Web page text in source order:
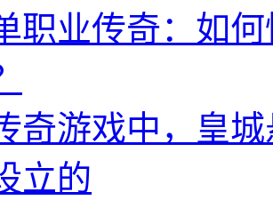
职业传奇：如
奇游戏中，皇
立的